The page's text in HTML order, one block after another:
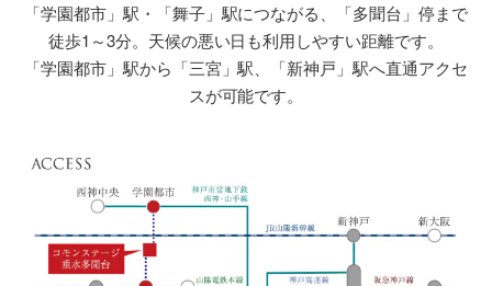
「学園都市」駅・「舞子」駅につながる、「多聞台」停まで
徒歩1～3分。天候の悪い日も利用しやすい距離です。
「学園都市」駅から「三宮」駅、「新神戸」駅へ直通アクセ
スが可能です。